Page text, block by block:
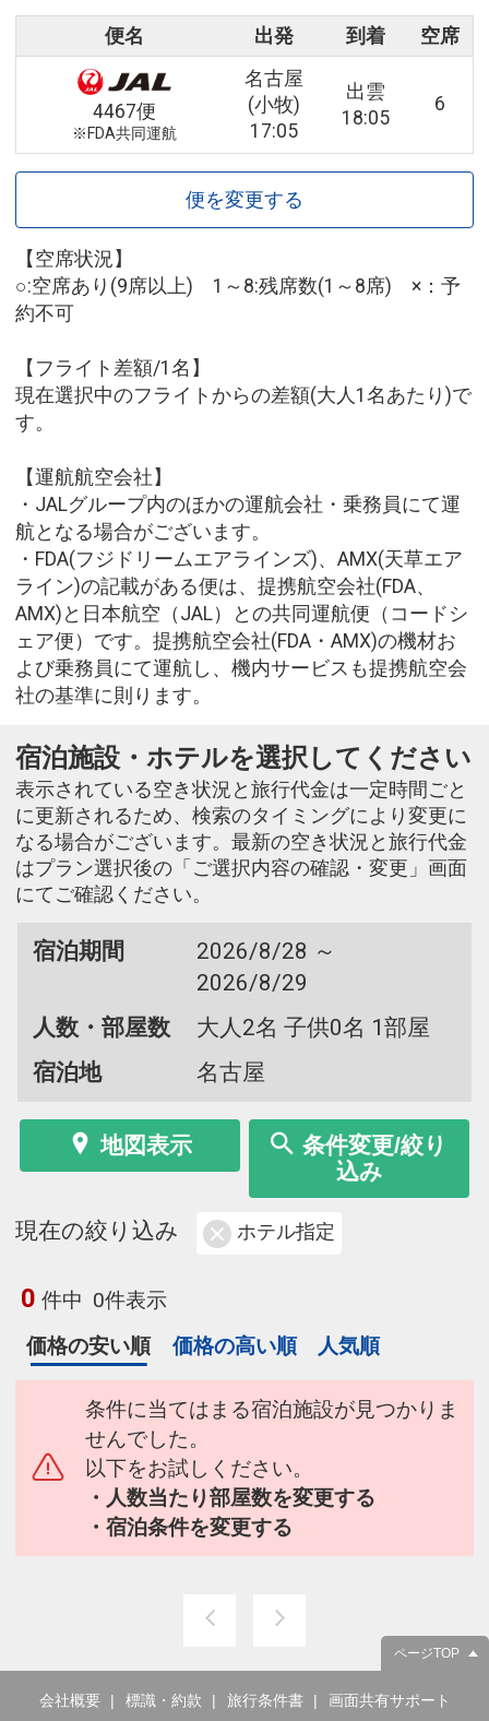
便名 出発 到着 空席
4467便
※FDA共同運航
名古屋
(小牧)
17:05
出雲
18:05
6
便を変更する
【空席状況】
○:空席あり(9席以上) 1～8:残席数(1～8席) ×：予
約不可
【フライト差額/1名】
現在選択中のフライトからの差額(大人1名あたり)で
す。
【運航航空会社】
・JALグループ内のほかの運航会社・乗務員にて運
航となる場合がございます。
・FDA(フジドリームエアラインズ)、AMX(天草エア
ライン)の記載がある便は、提携航空会社(FDA、
AMX)と日本航空（JAL）との共同運航便（コードシ
ェア便）です。提携航空会社(FDA・AMX)の機材お
よび乗務員にて運航し、機内サービスも提携航空会
社の基準に則ります。
宿泊施設・ホテルを選択してください
表示されている空き状況と旅行代金は一定時間ごと
に更新されるため、検索のタイミングにより変更に
なる場合がございます。最新の空き状況と旅行代金
はプラン選択後の「ご選択内容の確認・変更」画面
にてご確認ください。
宿泊期間
2026/8/28 ～
2026/8/29
人数・部屋数
大人2名 子供0名 1部屋
宿泊地
名古屋
地図表示
条件変更/絞り
込み
現在の絞り込み ホテル指定
0 件中 0件表示
価格の安い順
価格の高い順 人気順
条件に当てはまる宿泊施設が見つかりま
せんでした。
以下をお試しください。
・人数当たり部屋数を変更する
・宿泊条件を変更する
ページTOP
会社概要 標識・約款 旅行条件書 画面共有サポート